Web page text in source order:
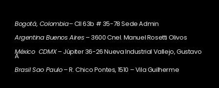
Bogotá, Colombia– Cll 63b # 35-78 Sede Admin
Argentina Buenos Aires – 3600 Cnel. Manuel Rosetti Olivos
México CDMX– Júpiter 36-26 Nueva Industrial Vallejo, Gustavo
A
Brasil Sao Paulo– R. Chico Pontes, 1510 – Vila Guilherme